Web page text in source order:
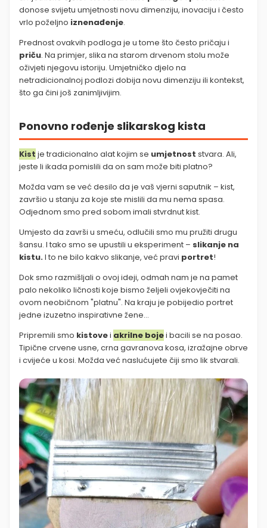
donose svijetu umjetnosti novu dimenziju, inovaciju i često
vrlo poželjno iznenađenje.
Prednost ovakvih podloga je u tome što često pričaju i
priču. Na primjer, slika na starom drvenom stolu može
oživjeti njegovu istoriju. Umjetničko djelo na
netradicionalnoj podlozi dobija novu dimenziju ili kontekst,
što ga čini još zanimljivijim.
Ponovno rođenje slikarskog kista
Kist je tradicionalno alat kojim se umjetnost stvara. Ali,
jeste li ikada pomislili da on sam može biti platno?
Možda vam se već desilo da je vaš vjerni saputnik – kist,
završio u stanju za koje ste mislili da mu nema spasa.
Odjednom smo pred sobom imali stvrdnut kist.
Umjesto da završi u smeću, odlučili smo mu pružiti drugu
šansu. I tako smo se upustili u eksperiment – slikanje na
kistu.I to ne bilo kakvo slikanje, već pravi portret!
Dok smo razmišljali o ovoj ideji, odmah nam je na pamet
palo nekoliko ličnosti koje bismo željeli ovjekovječiti na
ovom neobičnom "platnu". Na kraju je pobijedio portret
jedne izuzetno inspirativne žene…
Pripremili smo kistovei akrilne bojei bacili se na posao.
Tipične crvene usne, crna gavranova kosa, izražajne obrve
i cvijeće u kosi. Možda već naslućujete čiji smo lik stvarali.